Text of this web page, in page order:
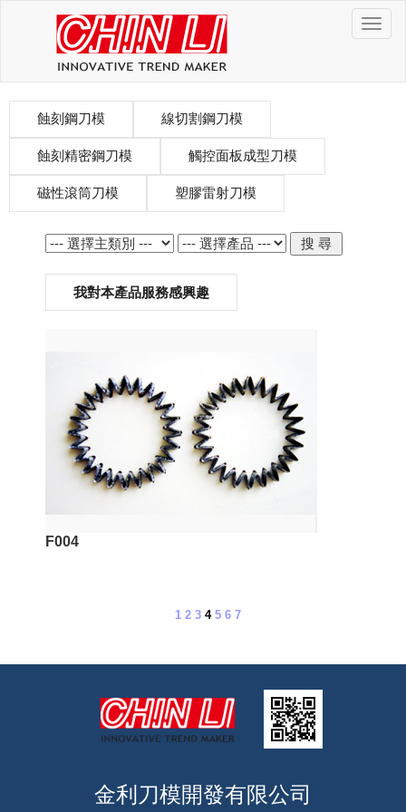
金
模
蝕刻鋼刀模
線切割鋼刀模
蝕刻精密鋼刀模 觸控面板成型刀模
磁性滾筒刀模 塑膠雷射刀模
我對本產品服務感興趣
F004
1 2 3 4 5 6 7
金利刀模開發有限公司